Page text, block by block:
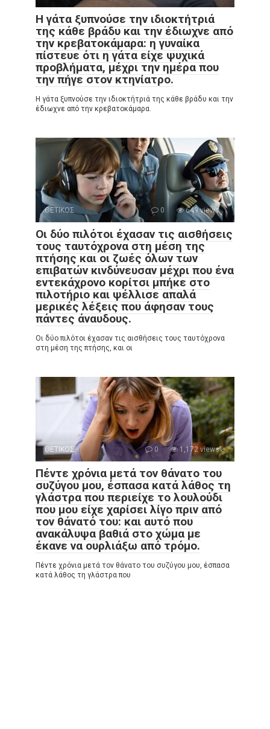
Η γάτα ξυπνούσε την ιδιοκτήτριά
της κάθε βράδυ και την έδιωχνε από
την κρεβατοκάμαρα: η γυναίκα
πίστευε ότι η γάτα είχε ψυχικά
προβλήματα, μέχρι την ημέρα που
την πήγε στον κτηνίατρο.
Η γάτα ξυπνούσε την ιδιοκτήτριά της κάθε βράδυ και την
έδιωχνε από την κρεβατοκάμαρα.
ΘΕΤΙΚΟΣ 0 649 views
Οι δύο πιλότοι έχασαν τις αισθήσεις
τους ταυτόχρονα στη μέση της
πτήσης και οι ζωές όλων των
επιβατών κινδύνευσαν μέχρι που ένα
εντεκάχρονο κορίτσι μπήκε στο
πιλοτήριο και ψέλλισε απαλά
μερικές λέξεις που άφησαν τους
πάντες άναυδους.
Οι δύο πιλότοι έχασαν τις αισθήσεις τους ταυτόχρονα
στη μέση της πτήσης, και οι
ΘΕΤΙΚΟΣ 0 1,172 views
Πέντε χρόνια μετά τον θάνατο του
συζύγου μου, έσπασα κατά λάθος τη
γλάστρα που περιείχε το λουλούδι
που μου είχε χαρίσει λίγο πριν από
τον θάνατό του: και αυτό που
ανακάλυψα βαθιά στο χώμα με
έκανε να ουρλιάξω από τρόμο.
Πέντε χρόνια μετά τον θάνατο του συζύγου μου, έσπασα
κατά λάθος τη γλάστρα που